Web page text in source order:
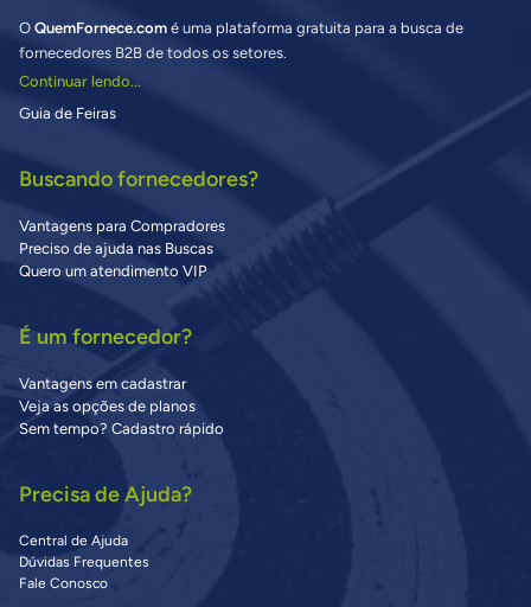
O QuemFornece.com é uma plataforma gratuita para a busca de
fornecedores B2B de todos os setores.
Continuar lendo...
Guia de Feiras
Buscando fornecedores?
Vantagens para Compradores
Preciso de ajuda nas Buscas
Quero um atendimento VIP
É um fornecedor?
Vantagens em cadastrar
Veja as opções de planos
Sem tempo? Cadastro rápido
Precisa de Ajuda?
Central de Ajuda
Dúvidas Frequentes
Fale Conosco